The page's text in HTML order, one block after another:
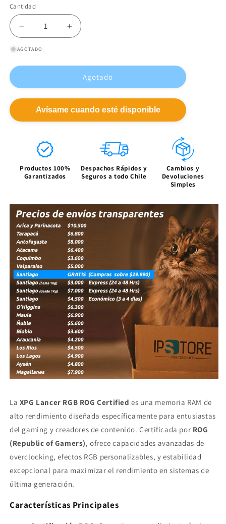
Cantidad
Reducir
cantidad
para
16GB)
DDR5
XPG
Lancer
RGB
ROG
Aumentar
cantidad
RAM
32GB
16GB)
DDR5
RGB
ROG
AGOTADO
Agotado
Avísame cuando esté disponible
Productos 100%
Garantizados
Despachos Rápidos y
Seguros a todo Chile
Cambios y
Devoluciones
Simples
La XPG Lancer RGB ROG Certified es una memoria RAM de
alto rendimiento diseñada específicamente para entusiastas
del gaming y creadores de contenido. Certificada por ROG
(Republic of Gamers), ofrece capacidades avanzadas de
overclocking, efectos RGB personalizables, y estabilidad
excepcional para maximizar el rendimiento en sistemas de
última generación.
Características Principales